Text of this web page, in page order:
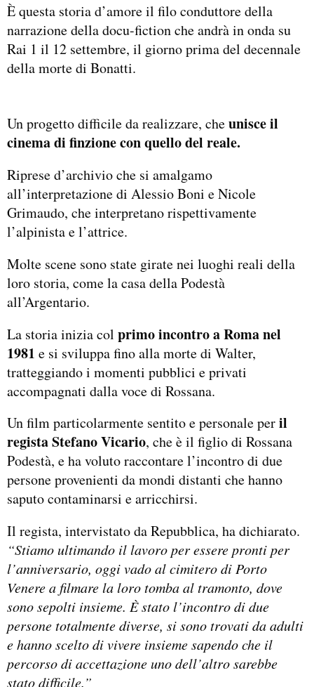
È questa storia d’amore il filo conduttore della
narrazione della docu-fiction che andrà in onda su
Rai 1 il 12 settembre, il giorno prima del decennale
della morte di Bonatti.
Un progetto difficile da realizzare, cheunisce il
cinema di finzione con quello del reale.
Riprese d’archivio che si amalgamo
all’interpretazione di Alessio Boni e Nicole
Grimaudo, che interpretano rispettivamente
l’alpinista e l’attrice.
Molte scene sono state girate nei luoghi reali della
loro storia, come la casa della Podestà
all’Argentario.
La storia inizia col primo incontro a Roma nel
1981 e si sviluppa fino alla morte di Walter,
tratteggiando i momenti pubblici e privati
accompagnati dalla voce di Rossana.
Un film particolarmente sentito e personale peril
regista Stefano Vicario, che è il figlio di Rossana
Podestà, e ha voluto raccontare l’incontro di due
persone provenienti da mondi distanti che hanno
saputo contaminarsi e arricchirsi.
Il regista, intervistato da Repubblica, ha dichiarato.
“Stiamo ultimando il lavoro per essere pronti per
l’anniversario, oggi vado al cimitero di Porto
Venere a filmare la loro tomba al tramonto, dove
sono sepolti insieme. È stato l’incontro di due
persone totalmente diverse, si sono trovati da adulti
e hanno scelto di vivere insieme sapendo che il
percorso di accettazione uno dell’altro sarebbe
stato difficile.”